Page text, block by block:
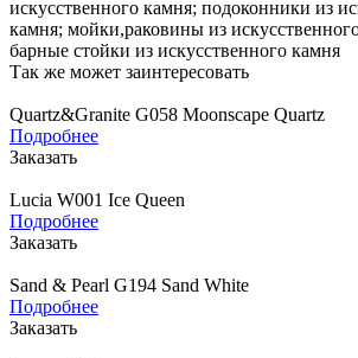
искусственного камня; подоконники из
камня; мойки,раковины из
барные стойки из искусственного камня
Так же может заинтересовать
Quartz&Granite G058 Moonscape Quartz
Подробнее
Заказать
Lucia W001 Ice Queen
Подробнее
Заказать
Sand & Pearl G194 Sand White
Подробнее
Заказать